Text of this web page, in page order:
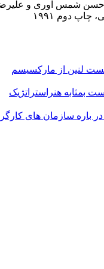
حسن شمس آورى و
چاپ دوم ۱۹۹۱
لنين از ماركسيسم
بمثابه هنراستراتژیک
در باره سازمان هاى